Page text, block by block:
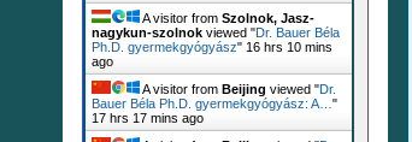
A visitor from Szolnok, Jasz-
nagykun-szolnok viewed "Dr. Bauer Béla
Ph.D. gyermekgyógyász" 16 hrs 10 mins
ago
A visitor from Beijing viewed "Dr.
Bauer Béla Ph.D. gyermekgyógyász: A… "
17 hrs 17 mins ago